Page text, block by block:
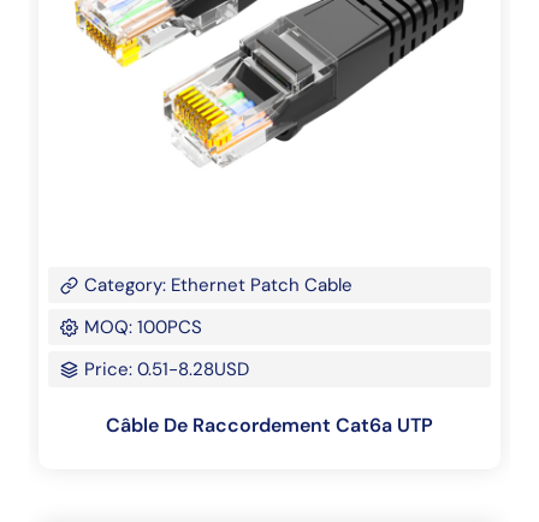
Category: Ethernet Patch Cable
MOQ: 100PCS
Price: 0.51-8.28USD
Câble De Raccordement Cat6a UTP